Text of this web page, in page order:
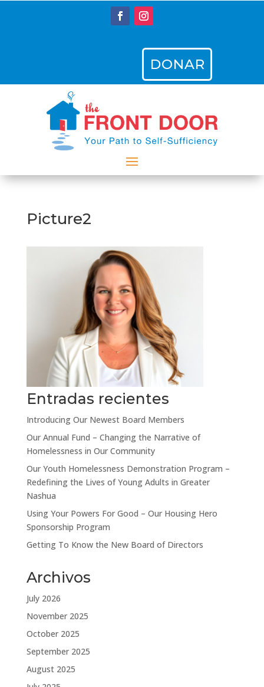
DONAR
Picture2
Entradas recientes
Introducing Our Newest Board Members
Our Annual Fund – Changing the Narrative of
Homelessness in Our Community
Our Youth Homelessness Demonstration Program –
Redefining the Lives of Young Adults in Greater
Nashua
Using Your Powers For Good – Our Housing Hero
Sponsorship Program
Getting To Know the New Board of Directors
Archivos
July 2026
November 2025
October 2025
September 2025
August 2025